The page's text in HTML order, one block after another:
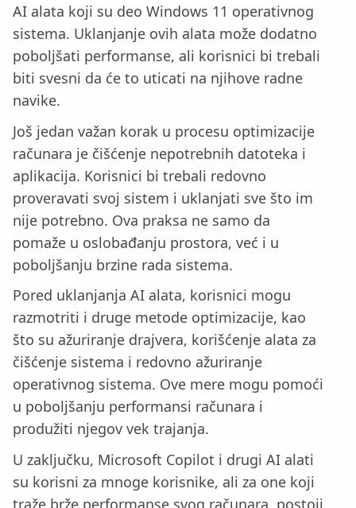
AI alata koji su deo Windows 11 operativnog
sistema. Uklanjanje ovih alata može dodatno
poboljšati performanse, ali korisnici bi trebali
biti svesni da će to uticati na njihove radne
navike.
Još jedan važan korak u procesu optimizacije
računara je čišćenje nepotrebnih datoteka i
aplikacija. Korisnici bi trebali redovno
proveravati svoj sistem i uklanjati sve što im
nije potrebno. Ova praksa ne samo da
pomaže u oslobađanju prostora, već i u
poboljšanju brzine rada sistema.
Pored uklanjanja AI alata, korisnici mogu
razmotriti i druge metode optimizacije, kao
što su ažuriranje drajvera, korišćenje alata za
čišćenje sistema i redovno ažuriranje
operativnog sistema. Ove mere mogu pomoći
u poboljšanju performansi računara i
produžiti njegov vek trajanja.
U zaključku, Microsoft Copilot i drugi AI alati
su korisni za mnoge korisnike, ali za one koji
traže brže performanse svog računara, postoji